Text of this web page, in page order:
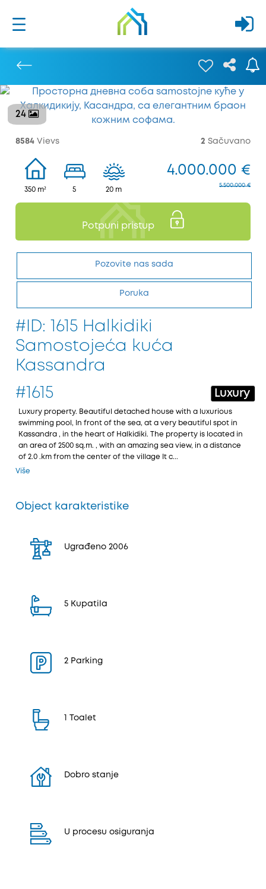
24
8584 Vievs 2 Sačuvano
350 m² 5 20 m
4.000.000 €
5.500.000 €
Potpuni pristup
Pozovite nas sada
Poruka
#ID: 1615 Halkidiki
Samostojeća kuća
Kassandra
#1615
Luxury
Luxury property. Beautiful detached house with a luxurious
swimming pool, In front of the sea, at a very beautiful spot in
Kassandra , in the heart of Halkidiki. The property is located in
an area of 2500 sq.m. , with an amazing sea view, in a distance
of 2.0 .km from the center of the village It c...
Više
Object karakteristike
Ugrađeno 2006
5 Kupatila
2 Parking
1 Toalet
Dobro stanje
U procesu osiguranja